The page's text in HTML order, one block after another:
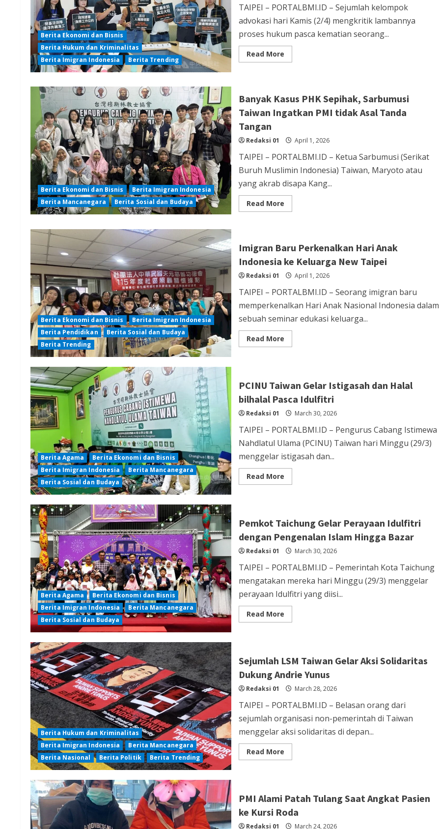
Diri
di
Taoyuan
Berita Ekonomi dan Bisnis
Berita Hukum dan Kriminalitas
Berita Imigran Indonesia
Berita Trending
TAIPEI – PORTALBMI.ID – Sejumlah kelompok
advokasi hari Kamis (2/4) mengkritik lambannya
proses hukum pasca kematian seorang...
Read MoreRead
more
Lambannya
Penanganan
Kasus
Kematian
Berita Ekonomi dan Bisnis
Berita Imigran Indonesia
Berita Mancanegara
Berita Sosial dan Budaya
Banyak Kasus PHK Sepihak, Sarbumusi
Taiwan Ingatkan PMI tidak Asal Tanda
Tangan
Redaksi 01 April 1, 2026
TAIPEI – PORTALBMI.ID – Ketua Sarbumusi (Serikat
Buruh Muslimin Indonesia) Taiwan, Maryoto atau
yang akrab disapa Kang...
Read MoreRead
more
Sepihak,
Sarbumusi
Taiwan
Ingatkan
PMI
tidak
Tanda
Berita Ekonomi dan Bisnis
Berita Imigran Indonesia
Berita Pendidikan
Berita Sosial dan Budaya
Berita Trending
Imigran Baru Perkenalkan Hari Anak
Indonesia ke Keluarga New Taipei
Redaksi 01 April 1, 2026
TAIPEI – PORTALBMI.ID – Seorang imigran baru
memperkenalkan Hari Anak Nasional Indonesia dalam
sebuah seminar edukasi keluarga...
Read MoreRead
more
Anak
ke
New
Berita Agama
Berita Ekonomi dan Bisnis
Berita Imigran Indonesia
Berita Mancanegara
Berita Sosial dan Budaya
PCINU Taiwan Gelar Istigasah dan Halal
bilhalal Pasca Idulfitri
Redaksi 01 March 30, 2026
TAIPEI – PORTALBMI.ID – Pengurus Cabang Istimewa
Nahdlatul Ulama (PCINU) Taiwan hari Minggu (29/3)
menggelar istigasah dan...
Read MoreRead
more
dan
bilhalal
Pasca
Idulfitri
Berita Agama
Berita Ekonomi dan Bisnis
Berita Imigran Indonesia
Berita Mancanegara
Berita Sosial dan Budaya
Pemkot Taichung Gelar Perayaan Idulfitri
dengan Pengenalan Islam Hingga Bazar
Redaksi 01 March 30, 2026
TAIPEI – PORTALBMI.ID – Pemerintah Kota Taichung
mengatakan mereka hari Minggu (29/3) menggelar
perayaan Idulfitri yang diisi...
Read MoreRead
more
Idulfitri
Pengenalan
Hingga
Berita Hukum dan Kriminalitas
Berita Imigran Indonesia
Berita Mancanegara
Berita Nasional
Berita Politik Berita Trending
Sejumlah LSM Taiwan Gelar Aksi Solidaritas
Dukung Andrie Yunus
Redaksi 01 March 28, 2026
TAIPEI – PORTALBMI.ID – Belasan orang dari
sejumlah organisasi non-pemerintah di Taiwan
menggelar aksi solidaritas di depan...
Read MoreRead
more
Aksi
Dukung
Yunus
PMI Alami Patah Tulang Saat Angkat Pasien
ke Kursi Roda
Redaksi 01 March 24, 2026